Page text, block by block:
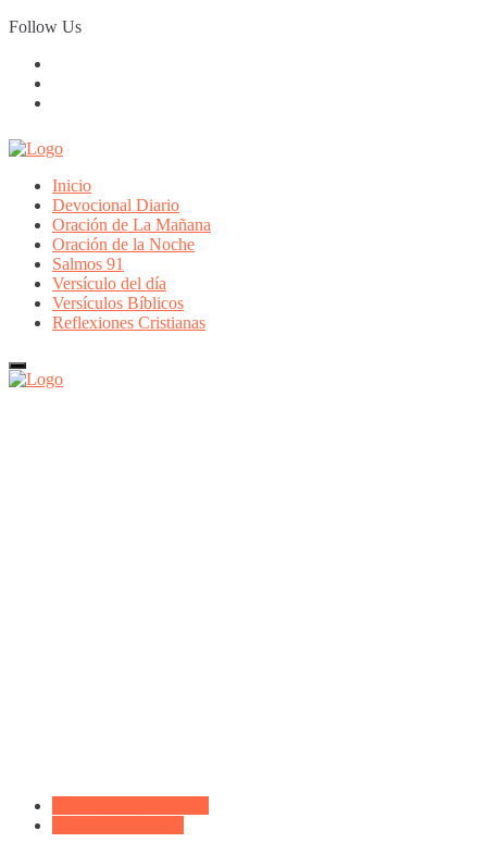
Skip
to
Follow Us
Inicio
Devocional Diario
Oración de La Mañana
Oración de la Noche
Salmos 91
Versículo del día
Versículos Bíblicos
Reflexiones Cristianas